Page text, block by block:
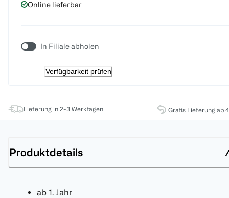
Online lieferbar
In Filiale abholen
Verfügbarkeit prüfen
Lieferung in 2-3 Werktagen Gratis Lieferung ab
Produktdetails
ab 1. Jahr